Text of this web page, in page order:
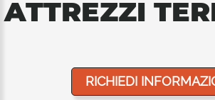
ATTREZZI
RICHIEDI